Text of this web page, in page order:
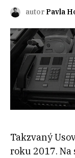
autor Pavla
Takzvaný
roku 2017.